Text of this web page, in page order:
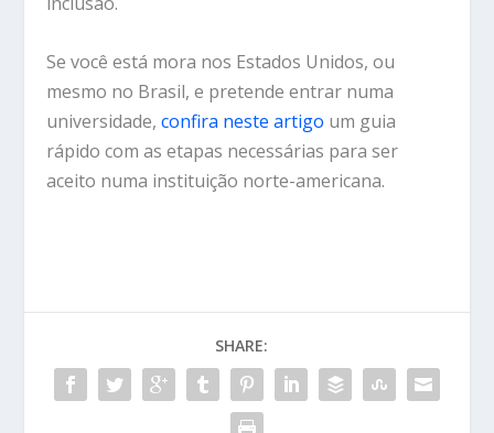
Se você está mora nos Estados Unidos, ou
mesmo no Brasil, e pretende entrar numa
universidade,confira neste artigo um guia
rápido com as etapas necessárias para ser
aceito numa instituição norte-americana.
SHARE: